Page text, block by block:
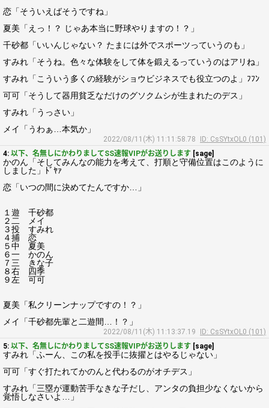
恋「そういえばそうですね」
夏美「えっ！？ じゃあ本当に野球やりますの！？」
千砂都「いいんじゃない？ たまには外でスポーツっていうのも」
すみれ「そうね。色々な体験をして体を鍛えるっていうのはアリね」
すみれ「こういう多くの経験がショウビジネスでも役立つのよ」ﾌﾌﾝ
可可「そうして器用貧乏なだけのグソクムシが生まれたのデス」
すみれ「うっさい」
メイ「うわぁ…本気か」
2022/08/11(木) 11:11:58.78
ID: CsSYtxOL0 (101)
4: 以下、名無しにかわりましてSS速報VIPがお送りします [sage]
かのん「そしてみんなの能力を考えて、打順と守備位置はこのように
しました」ﾄﾞﾔｧ
恋「いつの間に決めてたんですか…」
１遊 千砂都
２二 メイ
３投 すみれ
４捕 恋
５中 夏美
６一 かのん
７三 きな子
８右 四季
９左 可可
夏美「私クリーンナップですの！？」
メイ「千砂都先輩と二遊間…！？」
2022/08/11(木) 11:13:37.19
ID: CsSYtxOL0 (101)
5: 以下、名無しにかわりましてSS速報VIPがお送りします [sage]
すみれ「ふーん、この私を投手に抜擢とはやるじゃない」
可可「すぐ打たれてかのんと代わるのがオチデス」
すみれ「三塁が運動苦手なきな子だし、アンタの負担少なくないから
覚悟しなさいよ…」